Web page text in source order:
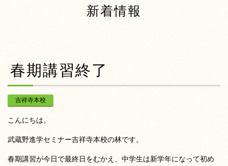
新着情報
春期講習終了
吉祥寺本校
こんにちは。
武蔵野進学セミナー吉祥寺本校の林です。
春期講習が今日で最終日をむかえ、中学生は新学年になって初め